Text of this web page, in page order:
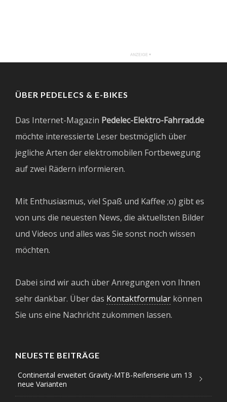
ÜBER PEDELECS & E-BIKES
Das Internet-Magazin Pedelec-Elektro-Fahrrad.de
möchte interessierte Leser bestmöglich über
jegliche Arten der elektromobilen Fortbewegung
auf zwei Rädern informieren.
Mit Enthusiasmus, viel Spaß und Kaffee ;o) gibt es
von uns die neuesten News, die aktuellsten Bilder
und Videos und alles was Sie sonst noch wissen
möchten.
Dabei sind wir auch über Anregungen von Ihnen
sehr dankbar. Über das Kontaktformular können
Sie uns eine Nachricht zukommen lassen.
NEUESTE BEITRÄGE
Continental erweitert Gravity-MTB-Reifenserie um 13
neue Varianten